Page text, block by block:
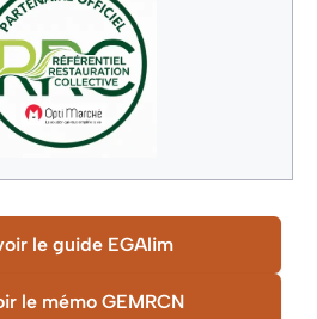
le guide EGAlim
le mémo GEMRCN